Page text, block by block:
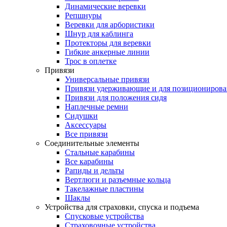
Динамические веревки
Репшнуры
Веревки для арбористики
Шнур для каблинга
Протекторы для веревки
Гибкие анкерные линии
Трос в оплетке
Привязи
Универсальные привязи
Привязи удерживающие и для
Привязи для положения сидя
Наплечные ремни
Сидушки
Аксессуары
Все привязи
Соединительные элементы
Стальные карабины
Все карабины
Рапиды и дельты
Вертлюги и разъемные кольца
Такелажные пластины
Шаклы
Устройства для страховки, спуска и подъема
Спусковые устройства
Страховочные устройства